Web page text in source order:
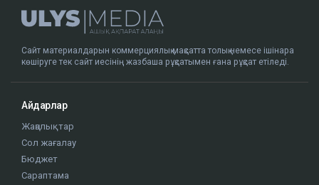
Сайт материалдарын коммерциялық мақсатта толық немесе ішінара
көшіруге тек сайт иесінің жазбаша рұқсатымен ғана рұқсат етіледі.
Айдарлар
Жаңалықтар
Сол жағалау
Бюджет
Сараптама